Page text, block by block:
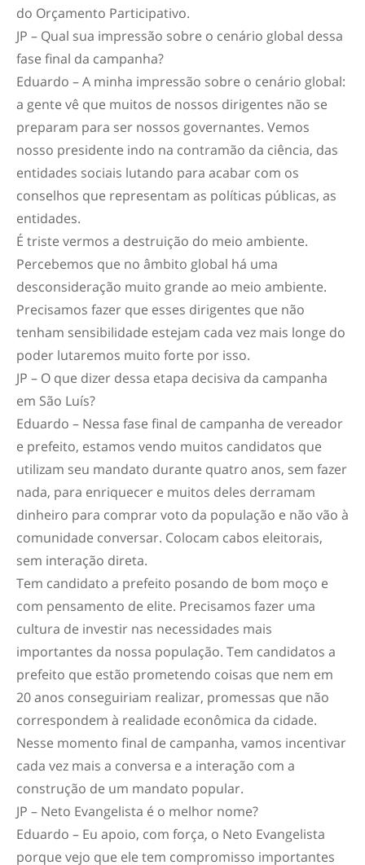
do Orçamento Participativo.
JP – Qual sua impressão sobre o cenário global dessa
fase final da campanha?
Eduardo – A minha impressão sobre o cenário global:
a gente vê que muitos de nossos dirigentes não se
preparam para ser nossos governantes. Vemos
nosso presidente indo na contramão da ciência, das
entidades sociais lutando para acabar com os
conselhos que representam as políticas públicas, as
entidades.
É triste vermos a destruição do meio ambiente.
Percebemos que no âmbito global há uma
desconsideração muito grande ao meio ambiente.
Precisamos fazer que esses dirigentes que não
tenham sensibilidade estejam cada vez mais longe do
poder lutaremos muito forte por isso.
JP – O que dizer dessa etapa decisiva da campanha
em São Luís?
Eduardo – Nessa fase final de campanha de vereador
e prefeito, estamos vendo muitos candidatos que
utilizam seu mandato durante quatro anos, sem fazer
nada, para enriquecer e muitos deles derramam
dinheiro para comprar voto da população e não vão à
comunidade conversar. Colocam cabos eleitorais,
sem interação direta.
Tem candidato a prefeito posando de bom moço e
com pensamento de elite. Precisamos fazer uma
cultura de investir nas necessidades mais
importantes da nossa população. Tem candidatos a
prefeito que estão prometendo coisas que nem em
20 anos conseguiriam realizar, promessas que não
correspondem à realidade econômica da cidade.
Nesse momento final de campanha, vamos incentivar
cada vez mais a conversa e a interação com a
construção de um mandato popular.
JP – Neto Evangelista é o melhor nome?
Eduardo – Eu apoio, com força, o Neto Evangelista
porque vejo que ele tem compromisso importantes